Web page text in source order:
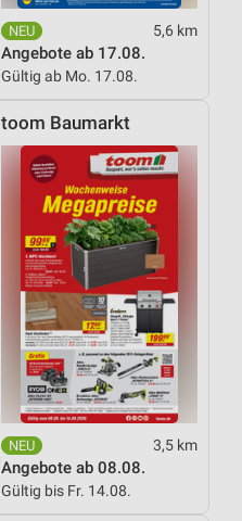
5,6 km
Angebote ab 17.08.
Gültig ab Mo. 17.08.
toom Baumarkt
3,5 km
Angebote ab 08.08.
Gültig bis Fr. 14.08.